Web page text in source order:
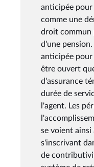
anticipée
comme une
droit commun
d'une
anticipée
être ouvert
d'assurance
durée de
l'agent. Les
se voient
s'inscrivant
de